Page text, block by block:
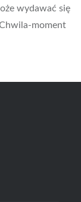
wydawać się
moment